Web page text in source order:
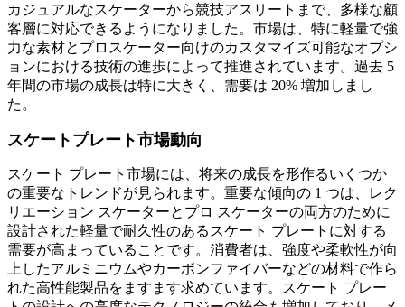
カジュアルなスケーターから競技アスリートまで、多様な顧
客層に対応できるようになりました。市場は、特に軽量で強
力な素材とプロスケーター向けのカスタマイズ可能なオプシ
ョンにおける技術の進歩によって推進されています。過去 5
年間の市場の成長は特に大きく、需要は 20% 増加しまし
た。
スケートプレート市場動向
スケート プレート市場には、将来の成長を形作るいくつか
の重要なトレンドが見られます。重要な傾向の 1 つは、レク
リエーション スケーターとプロ スケーターの両方のために
設計された軽量で耐久性のあるスケート プレートに対する
需要が高まっていることです。消費者は、強度や柔軟性が向
上したアルミニウムやカーボンファイバーなどの材料で作ら
れた高性能製品をますます求めています。スケート プレー